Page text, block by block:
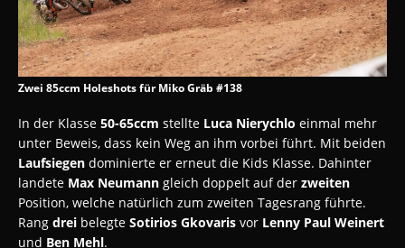
Zwei 85ccm Holeshots für Miko Gräb #138
In der Klasse 50-65ccm stellte Luca Nierychlo einmal mehr
unter Beweis, dass kein Weg an ihm vorbei führt. Mit beiden
Laufsiegen dominierte er erneut die Kids Klasse. Dahinter
landete Max Neumann gleich doppelt auf der zweiten
Position, welche natürlich zum zweiten Tagesrang führte.
Rang drei belegte Sotirios Gkovaris vor Lenny Paul Weinert
und Ben Mehl.